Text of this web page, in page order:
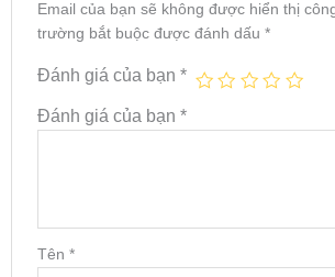
Email của bạn sẽ không được hiển thị
trường bắt buộc được đánh dấu *
Đánh giá của bạn *
Đánh giá của bạn *
Tên *